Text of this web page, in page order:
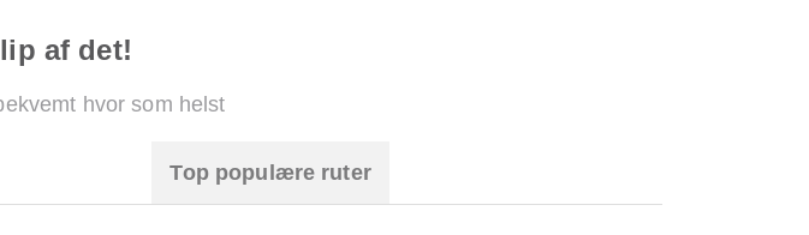
af det!
hvor som helst
Top populære ruter